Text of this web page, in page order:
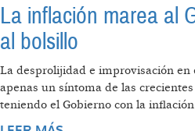
La inflación marea al
al bolsillo
La desprolijidad e improvisación en
apenas un síntoma de las
teniendo el Gobierno con la